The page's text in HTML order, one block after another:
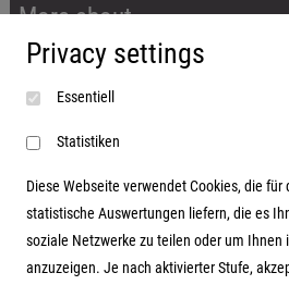
More about...
Imprint
Terms and conditions
Data protection
Address
Privacy settings
Essentiell
Statistiken
Diese Webseite verwendet Cookies, die
statistische Auswertungen liefern, die es
soziale Netzwerke zu teilen oder um Ihnen
anzuzeigen. Je nach aktivierter Stufe,